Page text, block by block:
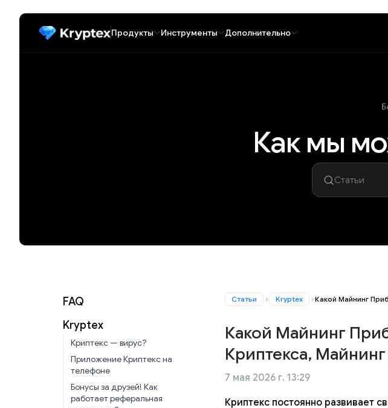
Продукты Инструменты Дополнительно
Как мы
FAQ
Kryptex
Криптекс — вирус?
Приложение Криптекс на
телефоне
Бонусы за друзей! Как
работает реферальная
Статьи Kryptex Какой Майнинг
Какой Майнинг
Криптекса,
7 мая 2026 г. 13:29
Криптекс постоянно развивает